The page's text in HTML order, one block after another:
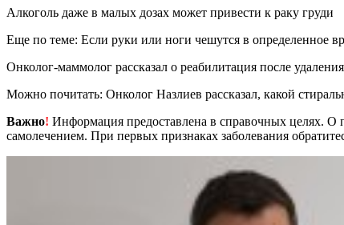
Алкоголь даже в малых дозах может привести к раку груди
Еще по теме: Если руки или ноги чешутся в определенное
Онколог-маммолог рассказал о реабилитация после
Можно почитать: Онколог Назлиев рассказал, какой
Важно! Информация предоставлена в справочных целях. О
самолечением. При первых признаках заболевания